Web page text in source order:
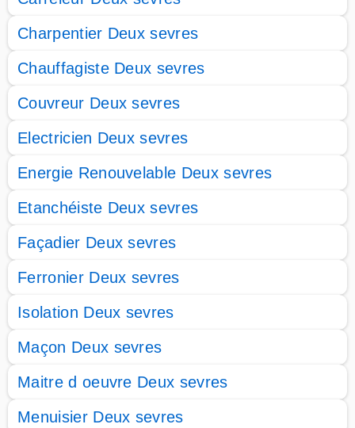
Charpentier Deux sevres
Chauffagiste Deux sevres
Couvreur Deux sevres
Electricien Deux sevres
Energie Renouvelable Deux sevres
Etanchéiste Deux sevres
Façadier Deux sevres
Ferronier Deux sevres
Isolation Deux sevres
Maçon Deux sevres
Maitre d oeuvre Deux sevres
Menuisier Deux sevres